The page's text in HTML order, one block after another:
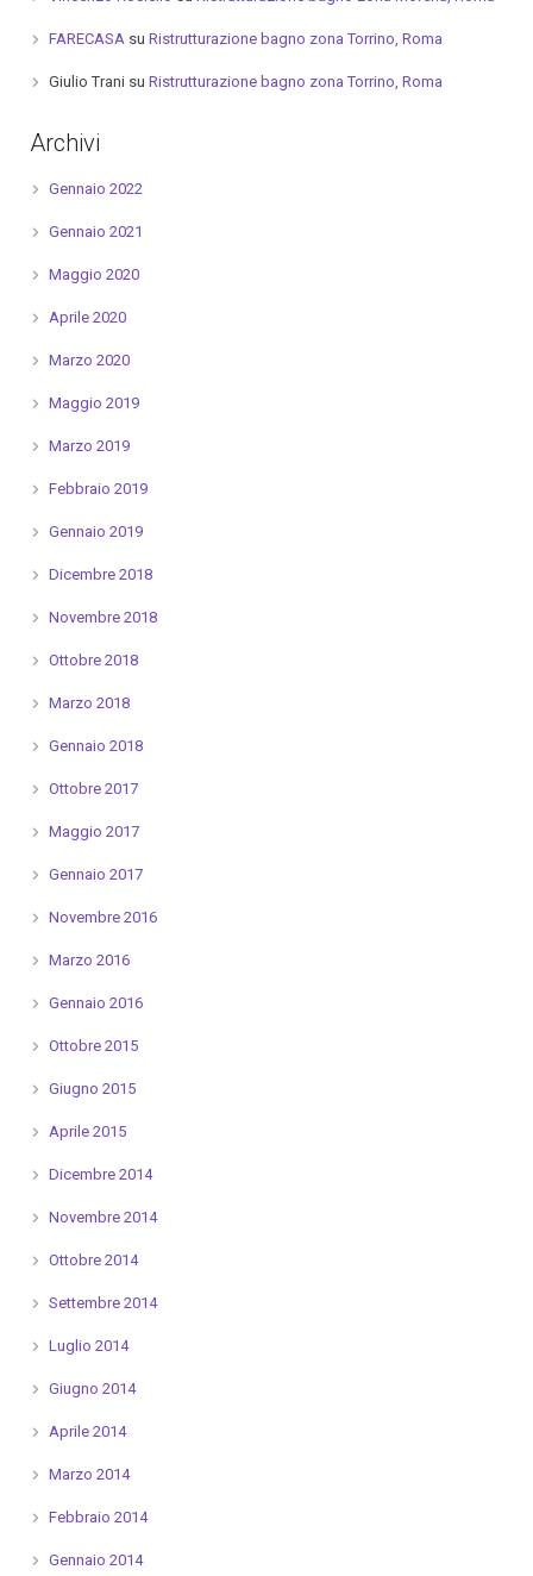
FARECASAsu Ristrutturazione bagno zona Torrino, Roma
Giulio Tranisu Ristrutturazione bagno zona Torrino, Roma
Archivi
Gennaio 2022
Gennaio 2021
Maggio 2020
Aprile 2020
Marzo 2020
Maggio 2019
Marzo 2019
Febbraio 2019
Gennaio 2019
Dicembre 2018
Novembre 2018
Ottobre 2018
Marzo 2018
Gennaio 2018
Ottobre 2017
Maggio 2017
Gennaio 2017
Novembre 2016
Marzo 2016
Gennaio 2016
Ottobre 2015
Giugno 2015
Aprile 2015
Dicembre 2014
Novembre 2014
Ottobre 2014
Settembre 2014
Luglio 2014
Giugno 2014
Aprile 2014
Marzo 2014
Febbraio 2014
Gennaio 2014